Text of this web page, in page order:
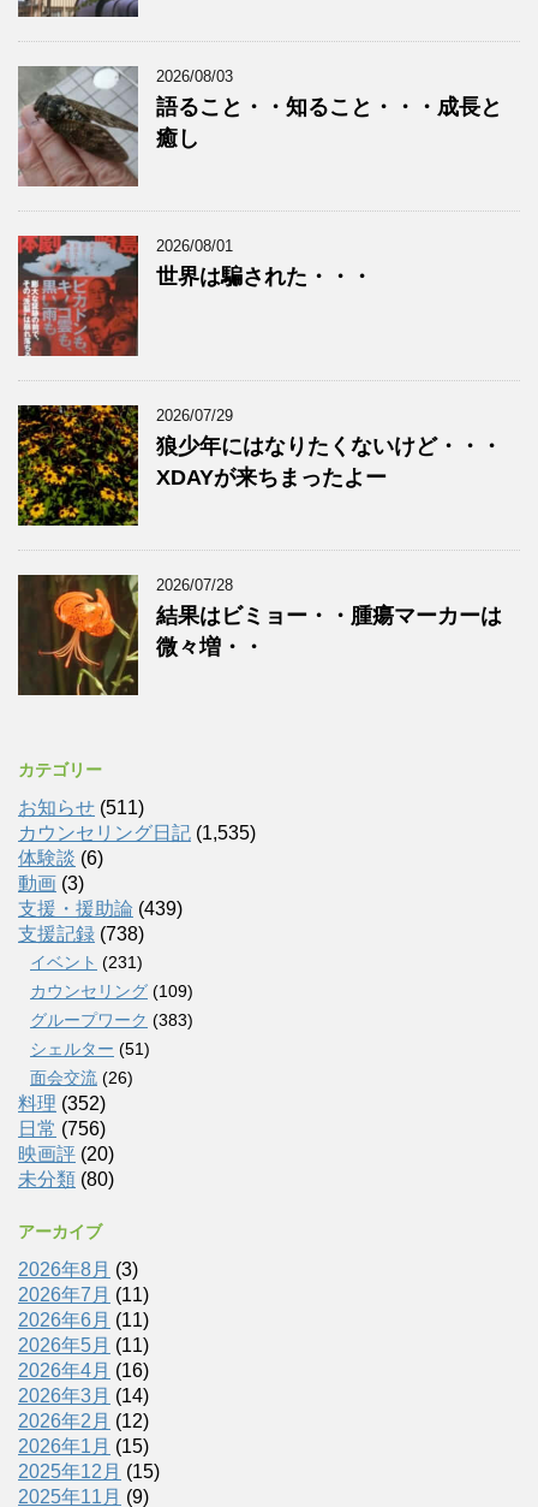
2026/08/03
語ること・・知ること・・・成長と
癒し
2026/08/01
世界は騙された・・・
2026/07/29
狼少年にはなりたくないけど・・・
XDAYが来ちまったよー
2026/07/28
結果はビミョー・・腫瘍マーカーは
微々増・・
カテゴリー
お知らせ (511)
カウンセリング日記 (1,535)
体験談 (6)
動画 (3)
支援・援助論 (439)
支援記録 (738)
イベント (231)
カウンセリング (109)
グループワーク (383)
シェルター (51)
面会交流 (26)
料理 (352)
日常 (756)
映画評 (20)
未分類 (80)
アーカイブ
2026年8月 (3)
2026年7月 (11)
2026年6月 (11)
2026年5月 (11)
2026年4月 (16)
2026年3月 (14)
2026年2月 (12)
2026年1月 (15)
2025年12月 (15)
2025年11月 (9)